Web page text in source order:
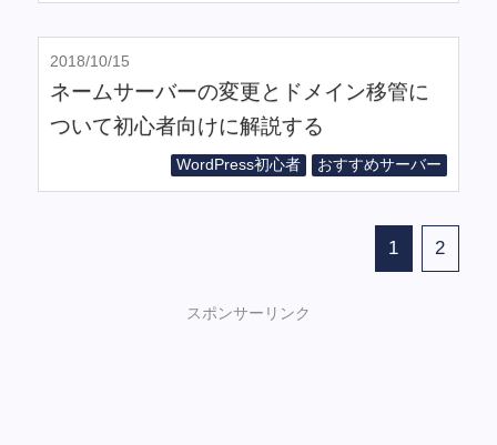
2018/10/15
ネームサーバーの変更とドメイン移管に
ついて初心者向けに解説する
WordPress初心者 おすすめサーバー
1 2
スポンサーリンク